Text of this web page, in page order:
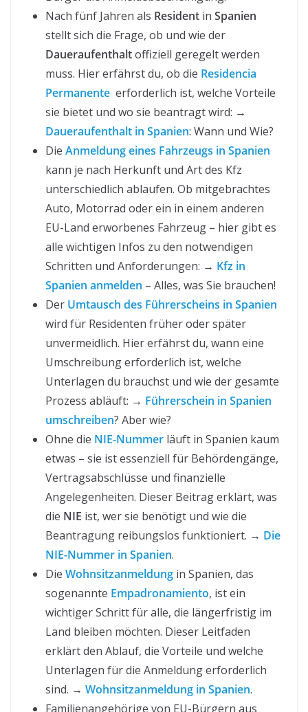
Nach fünf Jahren als Resident in Spanien
stellt sich die Frage, ob und wie der
Daueraufenthaltoffiziell geregelt werden
muss. Hier erfährst du, ob die Residencia
Permanente erforderlich ist, welche Vorteile
sie bietet und wo sie beantragt wird: →
Daueraufenthalt in Spanien: Wann und Wie?
Die Anmeldung eines Fahrzeugs in Spanien
kann je nach Herkunft und Art des Kfz
unterschiedlich ablaufen. Ob mitgebrachtes
Auto, Motorrad oder ein in einem anderen
EU-Land erworbenes Fahrzeug – hier gibt es
alle wichtigen Infos zu den notwendigen
Schritten und Anforderungen: → Kfz in
Spanien anmelden – Alles, was Sie brauchen!
Der Umtausch des Führerscheins in Spanien
wird für Residenten früher oder später
unvermeidlich. Hier erfährst du, wann eine
Umschreibung erforderlich ist, welche
Unterlagen du brauchst und wie der gesamte
Prozess abläuft: → Führerschein in Spanien
umschreiben? Aber wie?
Ohne die NIE-Nummer läuft in Spanien kaum
etwas – sie ist essenziell für Behördengänge,
Vertragsabschlüsse und finanzielle
Angelegenheiten. Dieser Beitrag erklärt, was
die NIE ist, wer sie benötigt und wie die
Beantragung reibungslos funktioniert. → Die
NIE-Nummer in Spanien.
Die Wohnsitzanmeldung in Spanien, das
sogenannte Empadronamiento, ist ein
wichtiger Schritt für alle, die längerfristig im
Land bleiben möchten. Dieser Leitfaden
erklärt den Ablauf, die Vorteile und welche
Unterlagen für die Anmeldung erforderlich
sind. → Wohnsitzanmeldung in Spanien.
Familienangehörige von EU-Bürgern aus